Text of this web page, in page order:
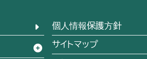
個人情報保護方針
サイトマップ